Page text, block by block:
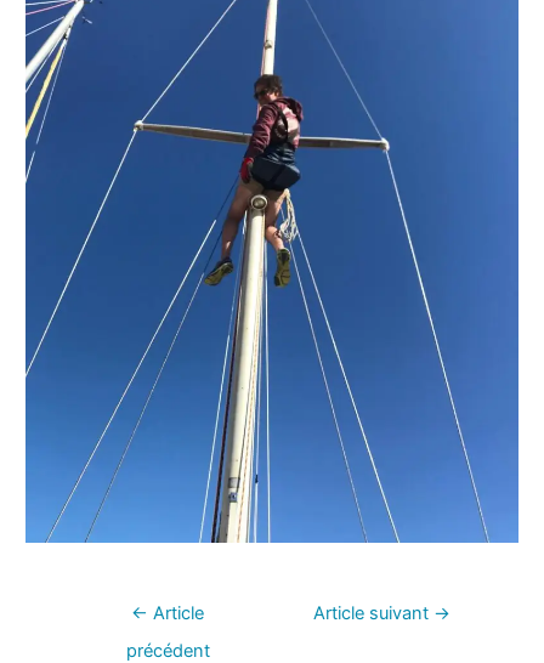
← Article
précédent
Article suivant →